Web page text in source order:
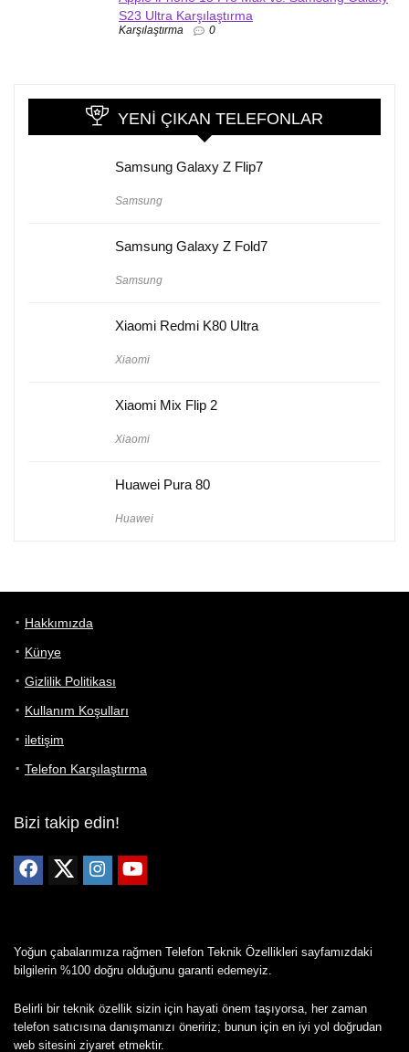
S23 Ultra Karşılaştırma
Karşılaştırma 0
YENI ÇIKAN TELEFONLAR
Samsung Galaxy Z Flip7
Samsung
Samsung Galaxy Z Fold7
Samsung
Xiaomi Redmi K80 Ultra
Xiaomi
Xiaomi Mix Flip 2
Xiaomi
Huawei Pura 80
Huawei
Hakkımızda
Künye
Gizlilik Politikası
Kullanım Koşulları
iletişim
Telefon Karşılaştırma
Bizi takip edin!
Yoğun çabalarımıza rağmen Telefon Teknik Özellikleri sayfamızdaki
bilgilerin %100 doğru olduğunu garanti edemeyiz.
Belirli bir teknik özellik sizin için hayati önem taşıyorsa, her zaman
telefon satıcısına danışmanızı öneririz; bunun için en iyi yol doğrudan
web sitesini ziyaret etmektir.